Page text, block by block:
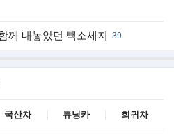
전세계 60대 한정판,60주년 에디션
크라이슬러 프라울러
께 내놓았던 빽소세지 39
국산차 튜닝카 희귀차